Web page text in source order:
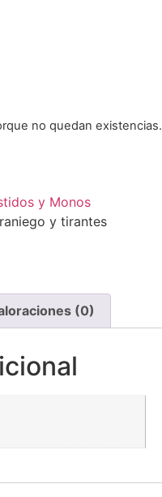
no quedan existencias.
y Monos
y tirantes
(0)